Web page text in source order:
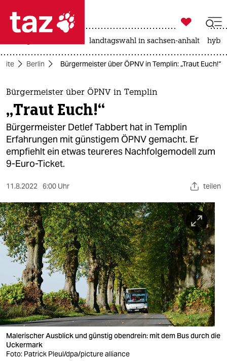
 taz zahl ich
taz zahl ich
themen
politik
öko
gesellschaft
kultur
sport
berlin
nord
wahrheit
verlag
verlag
veranstaltungen
shop

taz zahl ich
landtagswahl in sachsen-anhalt
Berlin Bürgermeister über ÖPNV in Templin: „Traut Euch!“
Bürgermeister über ÖPNV in Templin
„Traut Euch!“
Bürgermeister Detlef Tabbert hat in Templin
Erfahrungen mit günstigem ÖPNV gemacht. Er
empfiehlt ein etwas teureres Nachfolgemodell zum
9-Euro-Ticket.
11.8.2022 6:00 Uhr teilen
Malerischer Ausblick und günstig obendrein: mit dem Bus durch die
Uckermark
Foto: Patrick Pleul/dpa/picture alliance